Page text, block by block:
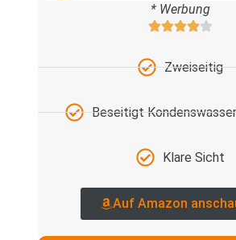
* Werbung
Zweiseitig
Beseitigt
Klare Sicht
Auf Amazon